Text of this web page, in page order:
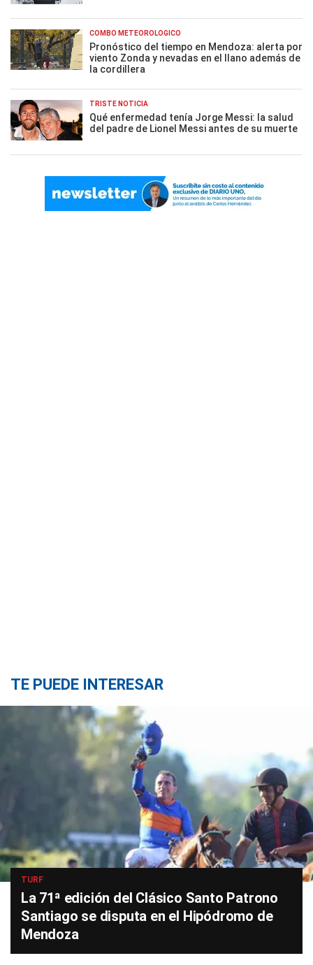
COMBO METEOROLÓGICO
Pronóstico del tiempo en Mendoza: alerta por
viento Zonda y nevadas en el llano además de
la cordillera
TRISTE NOTICIA
Qué enfermedad tenía Jorge Messi: la salud
del padre de Lionel Messi antes de su muerte
TE PUEDE INTERESAR
TURF
La 71ª edición del Clásico Santo Patrono
Santiago se disputa en el Hipódromo de
Mendoza